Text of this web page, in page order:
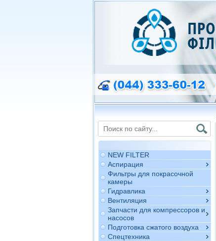
NEW FILTER
Аспирация
Фильтры для покрасочной
камеры
Гидравлика
Вентиляция
Запчасти для компрессоров и
насосов
Подготовка сжатого воздуха
Спецтехника